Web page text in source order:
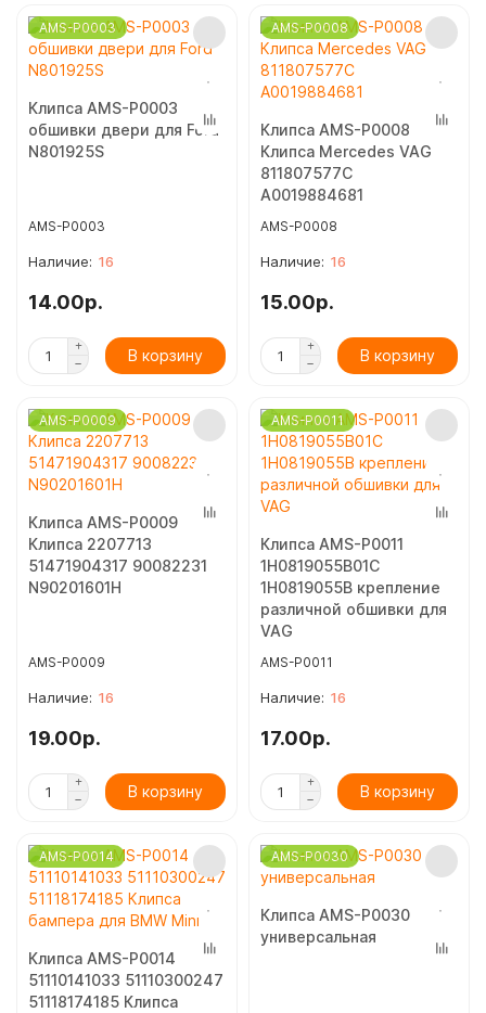
AMS-P0003
Клипса AMS-P0003
обшивки двери для Ford
N801925S
AMS-P0003
16
14.00р.
В корзину
AMS-P0008
Клипса AMS-P0008
Клипса Mercedes VAG
811807577C
A0019884681
AMS-P0008
16
15.00р.
В корзину
AMS-P0009
Клипса AMS-P0009
Клипса 2207713
51471904317 90082231
N90201601H
AMS-P0009
16
19.00р.
В корзину
AMS-P0011
Клипса AMS-P0011
1H0819055B01C
1H0819055B крепление
различной обшивки для
VAG
AMS-P0011
16
17.00р.
В корзину
AMS-P0014
Клипса AMS-P0014
51110141033 51110300247
51118174185 Клипса
AMS-P0030
Клипса AMS-P0030
универсальная